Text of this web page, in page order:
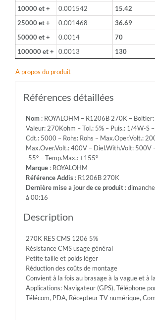
5%
-
Puis.:
S
-
Cdt.:
Rohs:
Rohs
-
Max.Oper.Volt.:
200V
-
Max.Over.Volt.:
Temp.Min.:
-55°
-
Temp.Max.:
+155°
10000 et +
0.001542
15.42
25000 et +
0.001468
36.69
50000 et +
0.0014
70
100000 et +
0.0013 130
A propos du produit
Références détaillées
Nom: ROYALOHM – R1206B 270K –
Valeur: 270Kohm – Tol.: 5% – Puis.: 1/4W-S –
Cdt.: 5000 – Rohs: Rohs – Max.Oper.Volt.:
Max.Over.Volt.: 400V – Diel.With.Volt: 500V
-55° – Temp.Max.: +155°
Marque: ROYALOHM
Référence Addis: R1206B 270K
Dernière mise a jour de ce produit:
à 00:16
Description
270K RES CMS 1206 5%
Résistance CMS usage général
Petite taille et poids léger
Réduction des coûts de montage
Convient à la fois au brasage à la vague et à
Applications: Navigateur (GPS), Téléphone
Télécom, PDA, Récepteur TV numérique,